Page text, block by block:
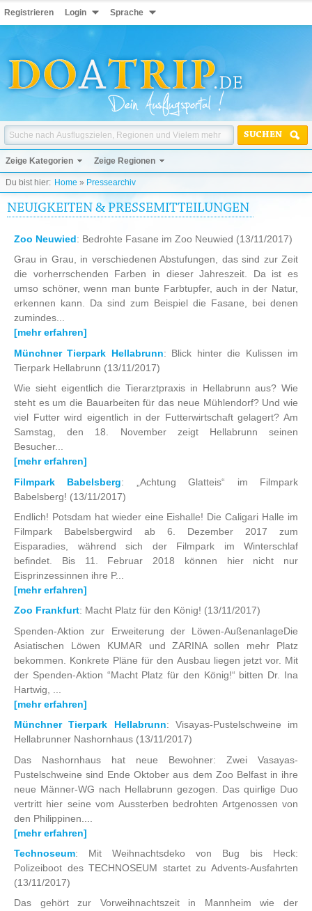
Registrieren Login Sprache
SUCHEN
Zeige Kategorien Zeige Regionen
Du bist hier: Home » Pressearchiv
NEUIGKEITEN & PRESSEMITTEILUNGEN
Zoo Neuwied: Bedrohte Fasane im Zoo Neuwied (13/11/2017)
Grau in Grau, in verschiedenen Abstufungen, das sind zur Zeit
die vorherrschenden Farben in dieser Jahreszeit. Da ist es
umso schöner, wenn man bunte Farbtupfer, auch in der Natur,
erkennen kann. Da sind zum Beispiel die Fasane, bei denen
zumindes...
[mehr erfahren]
Münchner Tierpark Hellabrunn: Blick hinter die Kulissen im
Tierpark Hellabrunn (13/11/2017)
Wie sieht eigentlich die Tierarztpraxis in Hellabrunn aus? Wie
steht es um die Bauarbeiten für das neue Mühlendorf? Und wie
viel Futter wird eigentlich in der Futterwirtschaft gelagert? Am
Samstag, den 18. November zeigt Hellabrunn seinen
Besucher...
[mehr erfahren]
Filmpark Babelsberg: „Achtung Glatteis“ im Filmpark
Babelsberg! (13/11/2017)
Endlich! Potsdam hat wieder eine Eishalle! Die Caligari Halle im
Filmpark Babelsbergwird ab 6. Dezember 2017 zum
Eisparadies, während sich der Filmpark im Winterschlaf
befindet. Bis 11. Februar 2018 können hier nicht nur
Eisprinzessinnen ihre P...
[mehr erfahren]
Zoo Frankfurt: Macht Platz für den König! (13/11/2017)
Spenden-Aktion zur Erweiterung der Löwen-AußenanlageDie
Asiatischen Löwen KUMAR und ZARINA sollen mehr Platz
bekommen. Konkrete Pläne für den Ausbau liegen jetzt vor. Mit
der Spenden-Aktion “Macht Platz für den König!“ bitten Dr. Ina
Hartwig, ...
[mehr erfahren]
Münchner Tierpark Hellabrunn: Visayas-Pustelschweine im
Hellabrunner Nashornhaus (13/11/2017)
Das Nashornhaus hat neue Bewohner: Zwei Vasayas-
Pustelschweine sind Ende Oktober aus dem Zoo Belfast in ihre
neue Männer-WG nach Hellabrunn gezogen. Das quirlige Duo
vertritt hier seine vom Aussterben bedrohten Artgenossen von
den Philippinen....
[mehr erfahren]
Technoseum: Mit Weihnachtsdeko von Bug bis Heck:
Polizeiboot des TECHNOSEUM startet zu Advents-Ausfahrten
(13/11/2017)
Das gehört zur Vorweihnachtszeit in Mannheim wie der